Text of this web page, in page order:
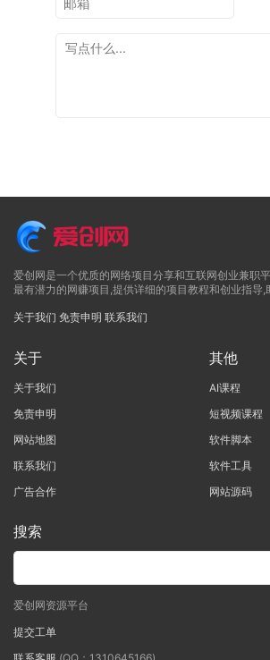
爱创网是一个优质的网络项目分享和互联网创业兼职
最有潜力的网赚项目,提供详细的项目教程和创业指导,
关于我们 免责申明 联系我们
关于
关于我们
免责申明
网站地图
联系我们
广告合作
其他
AI课程
短视频课程
软件脚本
软件工具
网站源码
搜索
爱创网资源平台
提交工单